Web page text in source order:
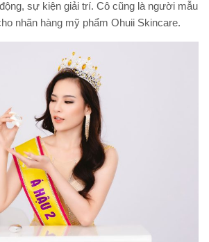
sự kiện giải trí. Cô cũng là người mẫu
nhãn hàng mỹ phẩm Ohuii Skincare.